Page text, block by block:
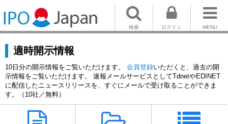
MENU
ログイン
検索
適時開示情報
10日分の開示情報をご覧いただけます。 会員登録いただくと、過去の開
示情報をご覧いただけます。 速報メールサービスとしてTdnetやEDINET
に配信したニュースリリースを、すぐにメールで受け取ることができま
す。（10社／無料）